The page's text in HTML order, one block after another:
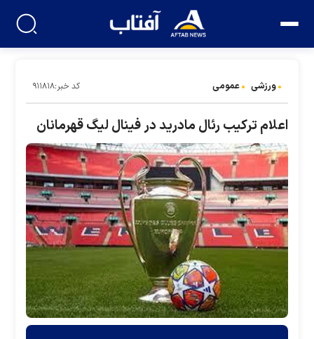
ورزشی عمومی کد خبر:۹۱۱۸۱۸
اعلام ترکیب رئال مادرید در فینال لیگ قهرمانان